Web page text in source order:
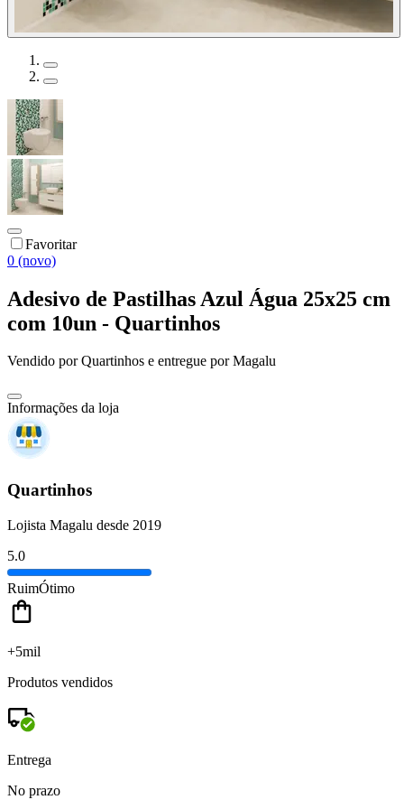
Favoritar
0 (novo)
Adesivo de Pastilhas Azul Água 25x25 cm
com 10un - Quartinhos
Vendido porQuartinhos e entregue por Magalu
Informações da loja
Quartinhos
Lojista Magalu desde 2019
5.0
RuimÓtimo
+5mil
Produtos vendidos
Entrega
No prazo